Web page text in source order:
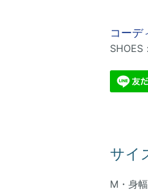
コーデ
SHOES：
サイ
M・身